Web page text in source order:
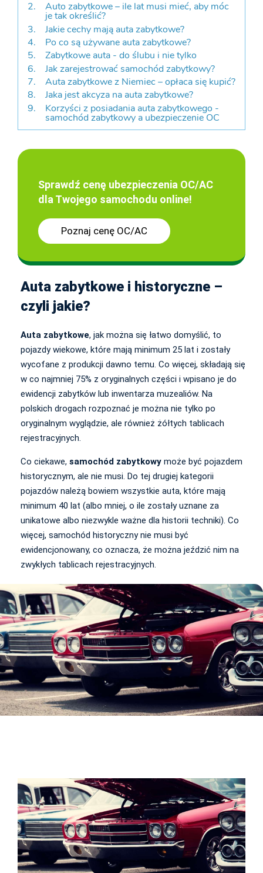
Auto zabytkowe – ile lat musi mieć, aby móc
je tak określić?
Jakie cechy mają auta zabytkowe?
Po co są używane auta zabytkowe?
Zabytkowe auta - do ślubu i nie tylko
Jak zarejestrować samochód zabytkowy?
Auta zabytkowe z Niemiec – opłaca się kupić?
Jaka jest akcyza na auta zabytkowe?
Korzyści z posiadania auta zabytkowego -
samochód zabytkowy a ubezpieczenie OC
Sprawdź cenę ubezpieczenia OC/AC
dla Twojego samochodu online!
Poznaj cenę OC/AC
Auta zabytkowe i historyczne –
czyli jakie?
Auta zabytkowe, jak można się łatwo domyślić, to
pojazdy wiekowe, które mają minimum 25 lat i zostały
wycofane z produkcji dawno temu. Co więcej, składają się
w co najmniej 75% z oryginalnych części i wpisano je do
ewidencji zabytków lub inwentarza muzealiów. Na
polskich drogach rozpoznać je można nie tylko po
oryginalnym wyglądzie, ale również żółtych tablicach
rejestracyjnych.
Co ciekawe, samochód zabytkowy może być pojazdem
historycznym, ale nie musi. Do tej drugiej kategorii
pojazdów należą bowiem wszystkie auta, które mają
minimum 40 lat (albo mniej, o ile zostały uznane za
unikatowe albo niezwykle ważne dla historii techniki). Co
więcej, samochód historyczny nie musi być
ewidencjonowany, co oznacza, że można jeździć nim na
zwykłych tablicach rejestracyjnych.